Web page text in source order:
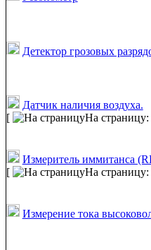
Детектор грозовых
Датчик наличия воздуха.
[
На страницу:
Измеритель иммитанса
[
На страницу:
Измерение тока